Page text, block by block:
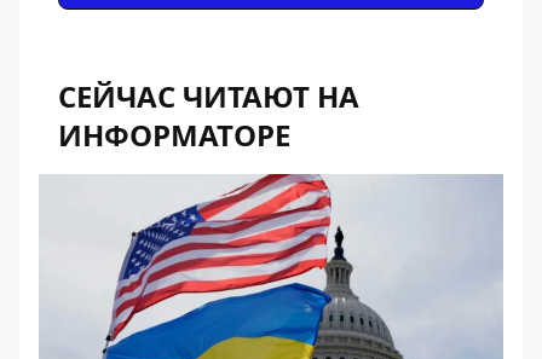
СЕЙЧАС ЧИТАЮТ НА
ИНФОРМАТОРЕ